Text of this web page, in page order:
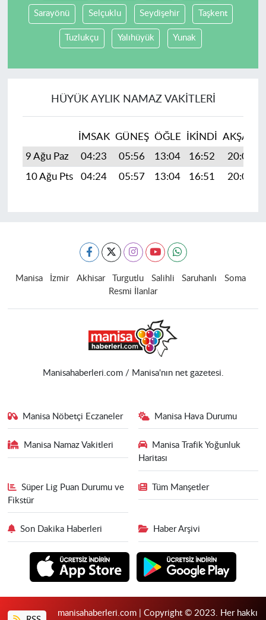
Sarayönü Selçuklu Seydişehir Taşkent
Tuzlukçu Yalıhüyük Yunak
HÜYÜK AYLIK NAMAZ VAKITLERI
İMSAK GÜNEŞ ÖĞLE İKINDI AKŞAM
9 Ağu Paz
04:23 05:56 13:04 16:52 20:02
10 Ağu Pts
04:24 05:57 13:04 16:51 20:01
Manisa İzmir Akhisar Turgutlu Salihli Saruhanlı
Soma
Resmi İlanlar
Manisahaberleri.com / Manisa'nın net gazetesi.
Manisa Nöbetçi Eczaneler Manisa Hava Durumu
Manisa Namaz Vakitleri
Manisa Trafik Yoğunluk
Haritası
Süper Lig Puan Durumu ve
Fikstür
Tüm Manşetler
Son Dakika Haberleri Haber Arşivi
manisahaberleri.com | Copyright © 2023. Her hakkı